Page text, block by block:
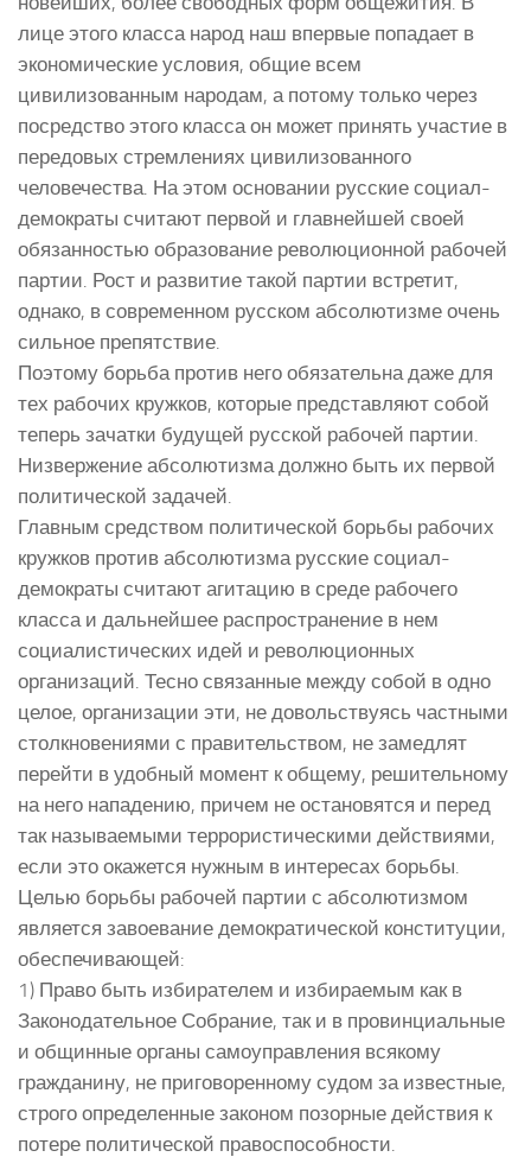
лице этого класса народ наш впервые попадает в
экономические условия, общие всем
цивилизованным народам, а потому только через
посредство этого класса он может принять участие в
передовых стремлениях цивилизованного
человечества. На этом основании русские социал-
демократы считают первой и главнейшей своей
обязанностью образование революционной рабочей
партии. Рост и развитие такой партии встретит,
однако, в современном русском абсолютизме очень
сильное препятствие.
Поэтому борьба против него обязательна даже для
тех рабочих кружков, которые представляют собой
теперь зачатки будущей русской рабочей партии.
Низвержение абсолютизма должно быть их первой
политической задачей.
Главным средством политической борьбы рабочих
кружков против абсолютизма русские социал-
демократы считают агитацию в среде рабочего
класса и дальнейшее распространение в нем
социалистических идей и революционных
организаций. Тесно связанные между собой в одно
целое, организации эти, не довольствуясь частными
столкновениями с правительством, не замедлят
перейти в удобный момент к общему, решительному
на него нападению, причем не остановятся и перед
так называемыми террористическими действиями,
если это окажется нужным в интересах борьбы.
Целью борьбы рабочей партии с абсолютизмом
является завоевание демократической конституции,
обеспечивающей:
1) Право быть избирателем и избираемым как в
Законодательное Собрание, так и в провинциальные
и общинные органы самоуправления всякому
гражданину, не приговоренному судом за известные,
строго определенные законом позорные действия к
потере политической правоспособности.